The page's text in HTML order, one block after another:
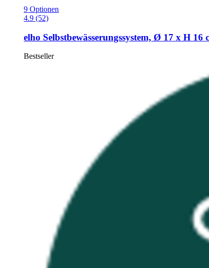
9 Optionen
4.9 (52)
elho Selbstbewässerungssystem, Ø 17 x H 16
Bestseller